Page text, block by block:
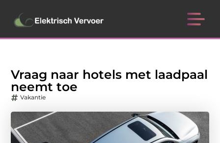
Vraag naar hotels met laadpaal
neemt toe
Vakantie